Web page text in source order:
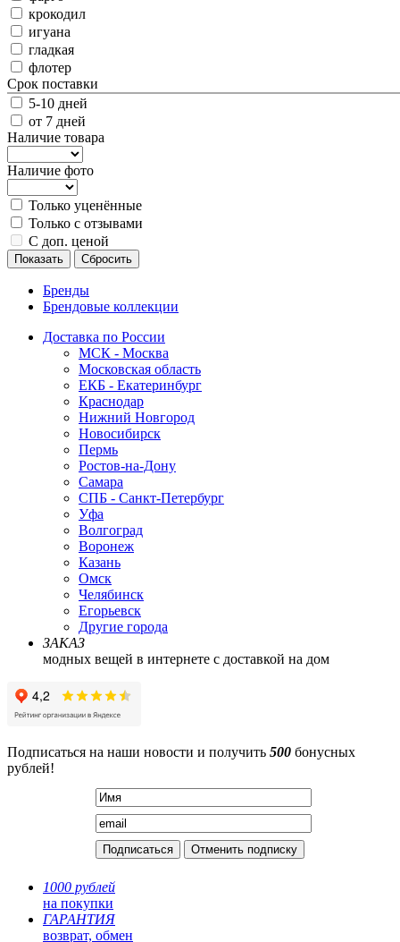
крокодил
игуана
гладкая
флотер
Срок поставки
5-10 дней
от 7 дней
Наличие товара
Наличие фото
Только уценённые
Только с отзывами
С доп. ценой
Показать Сбросить
Бренды
Брендовые коллекции
Доставка по России
МСК - Москва
Московская область
ЕКБ - Екатеринбург
Краснодар
Нижний Новгород
Новосибирск
Пермь
Ростов-на-Дону
Самара
СПБ - Санкт-Петербург
Уфа
Волгоград
Воронеж
Казань
Омск
Челябинск
Егорьевск
Другие города
ЗАКАЗ
модных вещей в интернете с доставкой на дом
Подписаться на наши новости и получить 500 бонусных
рублей!
1000 рублей
на покупки
ГАРАНТИЯ
возврат, обмен